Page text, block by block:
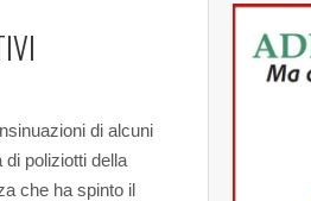
di alcuni
di poliziotti della
che ha spinto il